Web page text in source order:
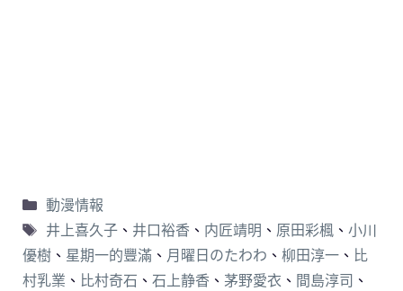
動漫情報
井上喜久子、 井口裕香 、 内匠靖明 、 原田彩楓、 小川
優樹 、 星期一的豐滿 、 月曜日のたわわ 、 柳田淳一 、 比
村乳業 、 比村奇石 、 石上静香 、 茅野愛衣 、 間島淳司 、